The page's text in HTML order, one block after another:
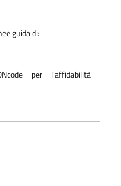
la comunità
rappresenta uno
guida di:
per l'affidabilità